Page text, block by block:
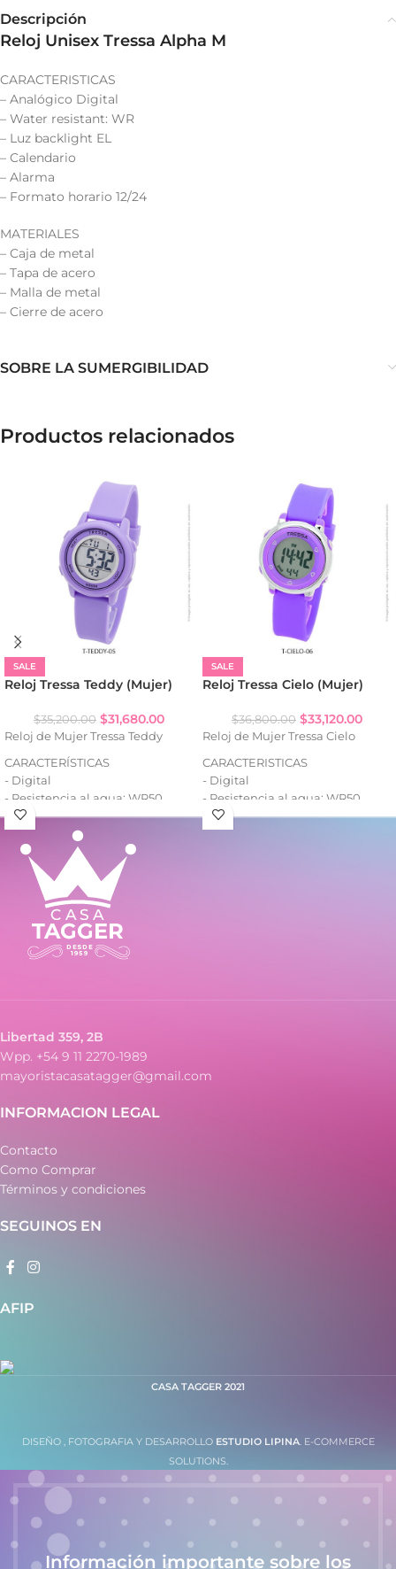
Descripción
Reloj Unisex Tressa Alpha M
CARACTERISTICAS
– Analógico Digital
– Water resistant: WR
– Luz backlight EL
– Calendario
– Alarma
– Formato horario 12/24
MATERIALES
– Caja de metal
– Tapa de acero
– Malla de metal
– Cierre de acero
SOBRE LA SUMERGIBILIDAD
Productos relacionados
SALE
Reloj Tressa Teddy (Mujer)
$35,200.00 $31,680.00
Reloj de Mujer Tressa Teddy
CARACTERÍSTICAS
- Digital
- Resistencia al agua: WR50
- Luz backlight EL
- Calendario: mes, fecha y día
- Alarma y señal horaria
- Cronómetro 1/100
- Formato horario 12/24
SALE
Reloj Tressa Cielo (Mujer)
$36,800.00 $33,120.00
Reloj de Mujer Tressa Cielo
CARACTERISTICAS
- Digital
- Resistencia al agua: WR50
- Luz backlight
- Calendario: mes, fecha, día
Libertad 359, 2B
Wpp. +54 9 11 2270-1989
mayoristacasatagger@gmail.com
INFORMACION LEGAL
Contacto
Como Comprar
Términos y condiciones
SEGUINOS EN
AFIP
CASA TAGGER 2021
DISEÑO , FOTOGRAFIA Y DESARROLLO ESTUDIO LIPINA. E-COMMERCE
SOLUTIONS.
Información importante sobre los